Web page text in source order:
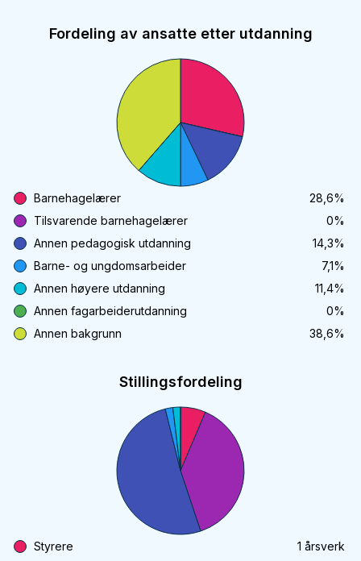
Fordeling av ansatte etter utdanning
Barnehagelærer 28,6%
Tilsvarende barnehagelærer
0%
Annen pedagogisk utdanning
14,3%
Barne- og ungdomsarbeider
7,1%
Annen høyere utdanning
11,4%
Annen fagarbeiderutdanning
0%
Annen bakgrunn
38,6%
Stillingsfordeling
Styrere 1 årsverk